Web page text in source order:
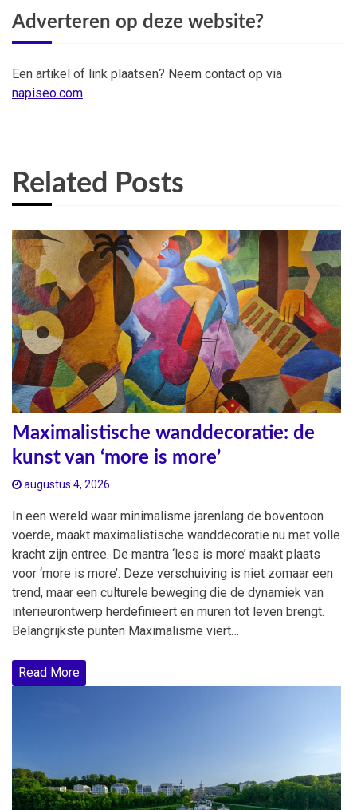
Adverteren op deze website?
Een artikel of link plaatsen? Neem contact op via
napiseo.com.
Related Posts
Maximalistische wanddecoratie: de
kunst van ‘more is more’
augustus 4, 2026
In een wereld waar minimalisme jarenlang de boventoon
voerde, maakt maximalistische wanddecoratie nu met volle
kracht zijn entree. De mantra ‘less is more’ maakt plaats
voor ‘more is more’. Deze verschuiving is niet zomaar een
trend, maar een culturele beweging die de dynamiek van
interieurontwerp herdefinieert en muren tot leven brengt.
Belangrijkste punten Maximalisme viert…
Read More